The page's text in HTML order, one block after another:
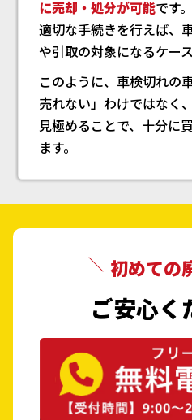
に売却・処分が可能です。
適切な手続きを行えば、
や引取の対象になるケー
このように、車検切れの
売れない」わけではなく
見極めることで、十分に
ます。
初めての
ご安心く